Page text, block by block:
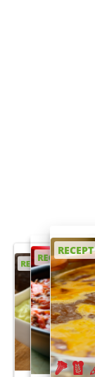
RECEPT
RECEPT
RECEPT